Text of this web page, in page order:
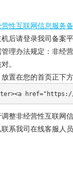
营性互联网信息服务
后请登录我司备案
理办法规定：非经
。
置在您的首页正下
整非经营性互联网
系我司在线客服人